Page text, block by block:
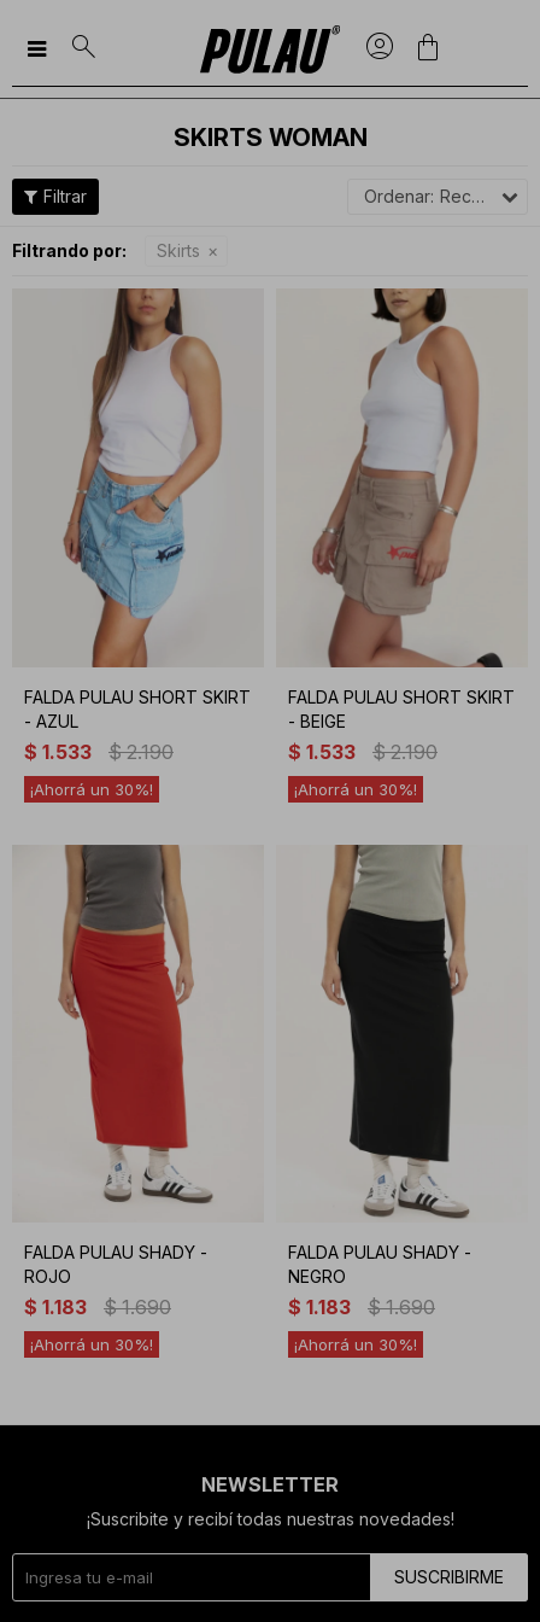

SKIRTS WOMAN
Recomendados
Filtrando por: Skirts
FALDA PULAU SHORT SKIRT
- AZUL
$ 1.533 $ 2.190
30
FALDA PULAU SHORT SKIRT
- BEIGE
$ 1.533 $ 2.190
30
FALDA PULAU SHADY -
ROJO
$ 1.183 $ 1.690
30
FALDA PULAU SHADY -
NEGRO
$ 1.183 $ 1.690
30
NEWSLETTER
¡Suscribite y recibí todas nuestras novedades!
SUSCRIBIRME